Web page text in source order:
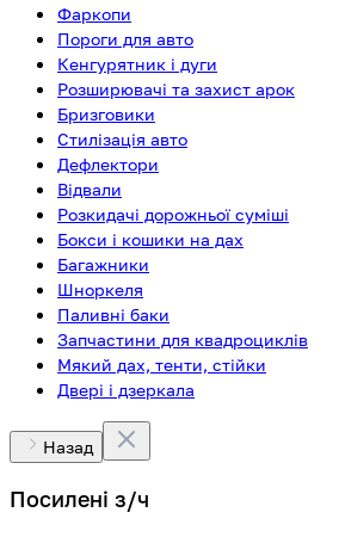
Фаркопи
Пороги для авто
Кенгурятник і дуги
Розширювачі та захист арок
Бризговики
Стилізація авто
Дефлектори
Відвали
Розкидачі дорожньої суміші
Бокси і кошики на дах
Багажники
Шноркеля
Паливні баки
Запчастини для квадроциклів
Мякий дах, тенти, стійки
Двері і дзеркала
Назад
Посилені з/ч